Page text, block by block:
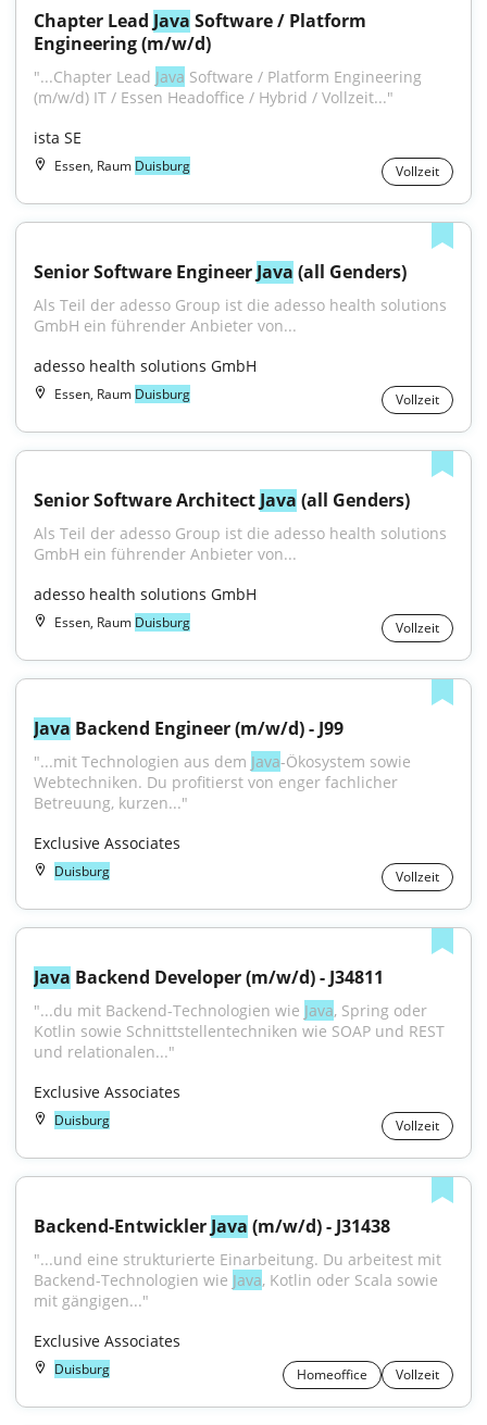
Chapter Lead Java Software / Platform
Engineering (m/w/d)
"...Chapter Lead Java Software / Platform Engineering
(m/w/d) IT / Essen Headoffice / Hybrid / Vollzeit..."
ista SE
Essen, Raum Duisburg Vollzeit
Senior Software Engineer Java (all Genders)
Als Teil der adesso Group ist die adesso health solutions
GmbH ein führender Anbieter von...
adesso health solutions GmbH
Essen, Raum Duisburg Vollzeit
Senior Software Architect Java (all Genders)
Als Teil der adesso Group ist die adesso health solutions
GmbH ein führender Anbieter von...
adesso health solutions GmbH
Essen, Raum Duisburg Vollzeit
Java Backend Engineer (m/w/d) - J99
"...mit Technologien aus dem Java-Ökosystem sowie
Webtechniken. Du profitierst von enger fachlicher
Betreuung, kurzen..."
Exclusive Associates
Duisburg Vollzeit
Java Backend Developer (m/w/d) - J34811
"...du mit Backend-Technologien wie Java, Spring oder
Kotlin sowie Schnittstellentechniken wie SOAP und REST
und relationalen..."
Exclusive Associates
Duisburg Vollzeit
Backend-Entwickler Java (m/w/d) - J31438
"...und eine strukturierte Einarbeitung. Du arbeitest mit
Backend-Technologien wie Java, Kotlin oder Scala sowie
mit gängigen..."
Exclusive Associates
Duisburg Homeoffice Vollzeit